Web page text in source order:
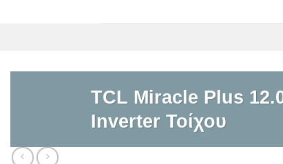
TCL Miracle Plus
Inverter Τοίχου